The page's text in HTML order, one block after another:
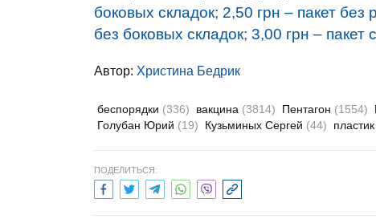
боковых складок; 2,50 грн – пакет
без боковых складок; 3,00 грн –
Автор: Христина Бедрик
беспорядки (336) вакцина (3814) Пентагон (1554)
Голубан Юрий (19) Кузьминых Сергей (44) пластик
ПОДЕЛИТЬСЯ: